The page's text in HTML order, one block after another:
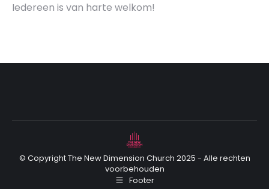
Iedereen is van harte welkom!
© Copyright The New Dimension Church 2025 - Alle rechten
voorbehouden
Footer